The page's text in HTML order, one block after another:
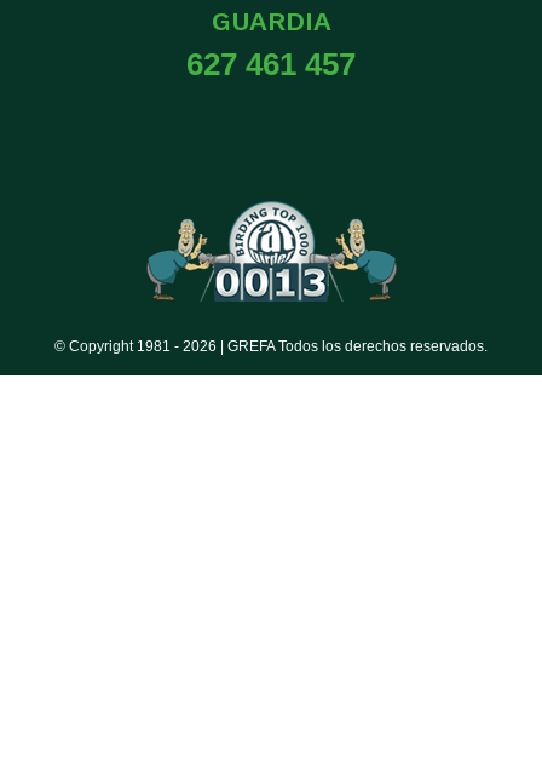
GUARDIA
627 461 457
© Copyright 1981 - 2026 | GREFA Todos los derechos reservados.